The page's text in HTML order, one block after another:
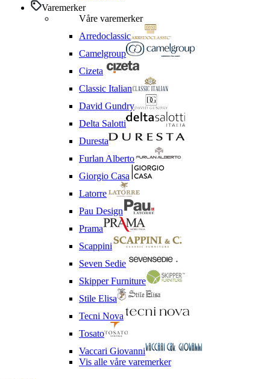
Varemerker
Våre varemerker
Arredoclassic
Camelgroup
Cizeta
Classic Italian
David Gundry
Delta Salotti
Duresta
Furlan Alberto
Giorgio Casa
Latorre
Pau Design
Prama
Scappini
Seven Sedie
Skipper Furniture
Stile Elisa
Tecni Nova
Tosato
Vaccari Giovanni
Vis alle våre varemerker